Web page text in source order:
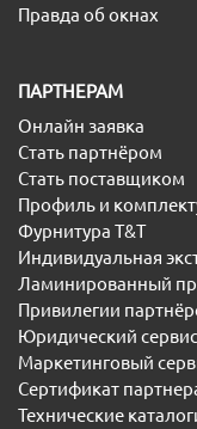
Правда об окнах
ПАРТНЕРАМ
Онлайн заявка
Стать партнёром
Стать поставщиком
Профиль и
Фурнитура T&T
Индивидуальная
Ламинированный
Привилегии
Юридический сервис
Маркетинговый
Сертификат
Технические